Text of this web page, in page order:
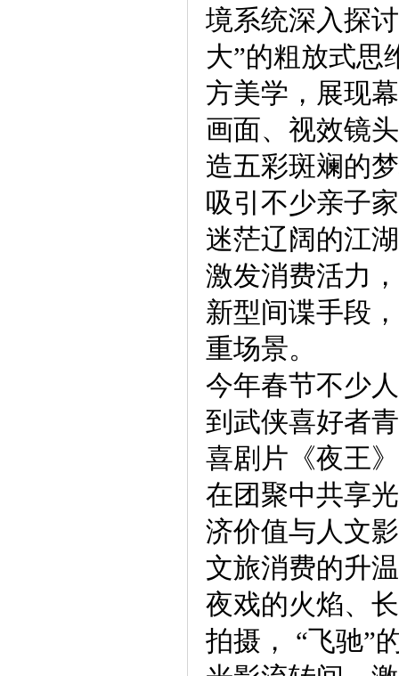
境系统深入探
大”的粗放式思
方美学，展现
画面、视效镜
造五彩斑斓的
吸引不少亲子
迷茫辽阔的江
激发消费活力
新型间谍手段
重场景。
今年春节不少
到武侠喜好者
喜剧片《夜王
在团聚中共享
济价值与人文
文旅消费的升
夜戏的火焰、
拍摄， “飞驰”